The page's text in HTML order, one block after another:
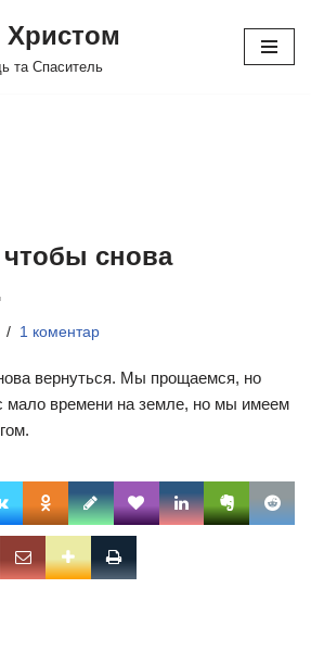
Христом
та Спаситель
снова
1 коментар
вернуться. Мы прощаемся, но
мало времени на земле, но мы имеем